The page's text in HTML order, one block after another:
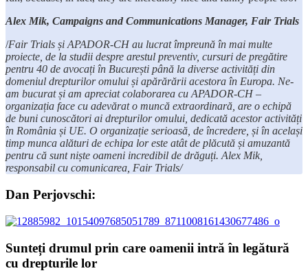
Alex Mik, Campaigns and Communications Manager, Fair Trials
/Fair Trials și APADOR-CH au lucrat împreună în mai multe
proiecte, de la studii despre arestul preventiv, cursuri de pregătire
pentru 40 de avocați în București până la diverse activități din
domeniul drepturilor omului și apărărării acestora în Europa. Ne-
am bucurat și am apreciat colaborarea cu APADOR-CH –
organizația face cu adevărat o muncă extraordinară, are o echipă
de buni cunoscători ai drepturilor omului, dedicată acestor activități
în România și UE. O organizație serioasă, de încredere, și în același
timp munca alături de echipa lor este atât de plăcută și amuzantă
pentru că sunt niște oameni incredibil de drăguți. Alex Mik,
responsabil cu comunicarea, Fair Trials/
Dan Perjovschi:
Sunteți drumul prin care oamenii intră în legătură
cu drepturile lor